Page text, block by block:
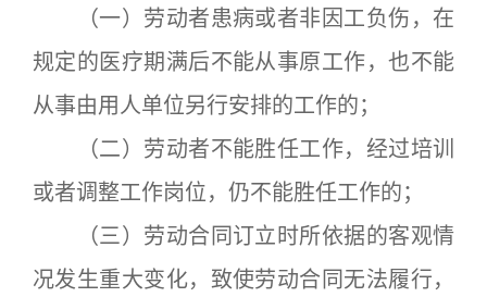
（一）劳动者患病或者非因工负伤，在
规定的医疗期满后不能从事原工作，也不能
从事由用人单位另行安排的工作的；
（二）劳动者不能胜任工作，经过培训
或者调整工作岗位，仍不能胜任工作的；
（三）劳动合同订立时所依据的客观情
况发生重大变化，致使劳动合同无法履行，